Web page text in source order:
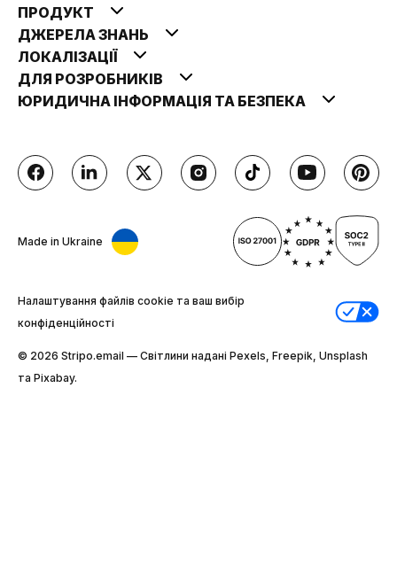
ПРОДУКТ
ДЖЕРЕЛА ЗНАНЬ
ЛОКАЛІЗАЦІЇ
ДЛЯ РОЗРОБНИКІВ
ЮРИДИЧНА ІНФОРМАЦІЯ ТА БЕЗПЕКА
Made in Ukraine
Налаштування файлів cookie та ваш вибір
конфіденційності
© 2026 Stripо.email — Світлини надані Pexels, Freepik, Unsplash
та Pixabay.